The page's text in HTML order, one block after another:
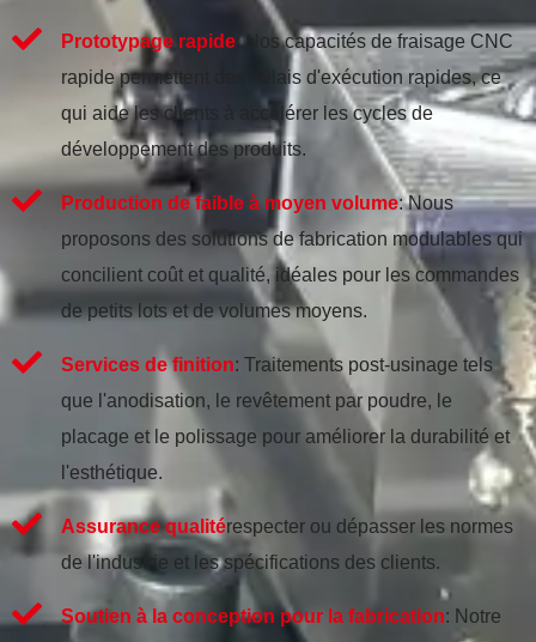
Prototypage rapide: Nos capacités de fraisage CNC
rapide permettent des délais d'exécution rapides, ce
qui aide les clients à accélérer les cycles de
développement des produits.
Production de faible à moyen volume: Nous
proposons des solutions de fabrication modulables qui
concilient coût et qualité, idéales pour les commandes
de petits lots et de volumes moyens.
Services de finition: Traitements post-usinage tels
que l'anodisation, le revêtement par poudre, le
placage et le polissage pour améliorer la durabilité et
l'esthétique.
Assurance qualitérespecter ou dépasser les normes
de l'industrie et les spécifications des clients.
Soutien à la conception pour la fabrication: Notre